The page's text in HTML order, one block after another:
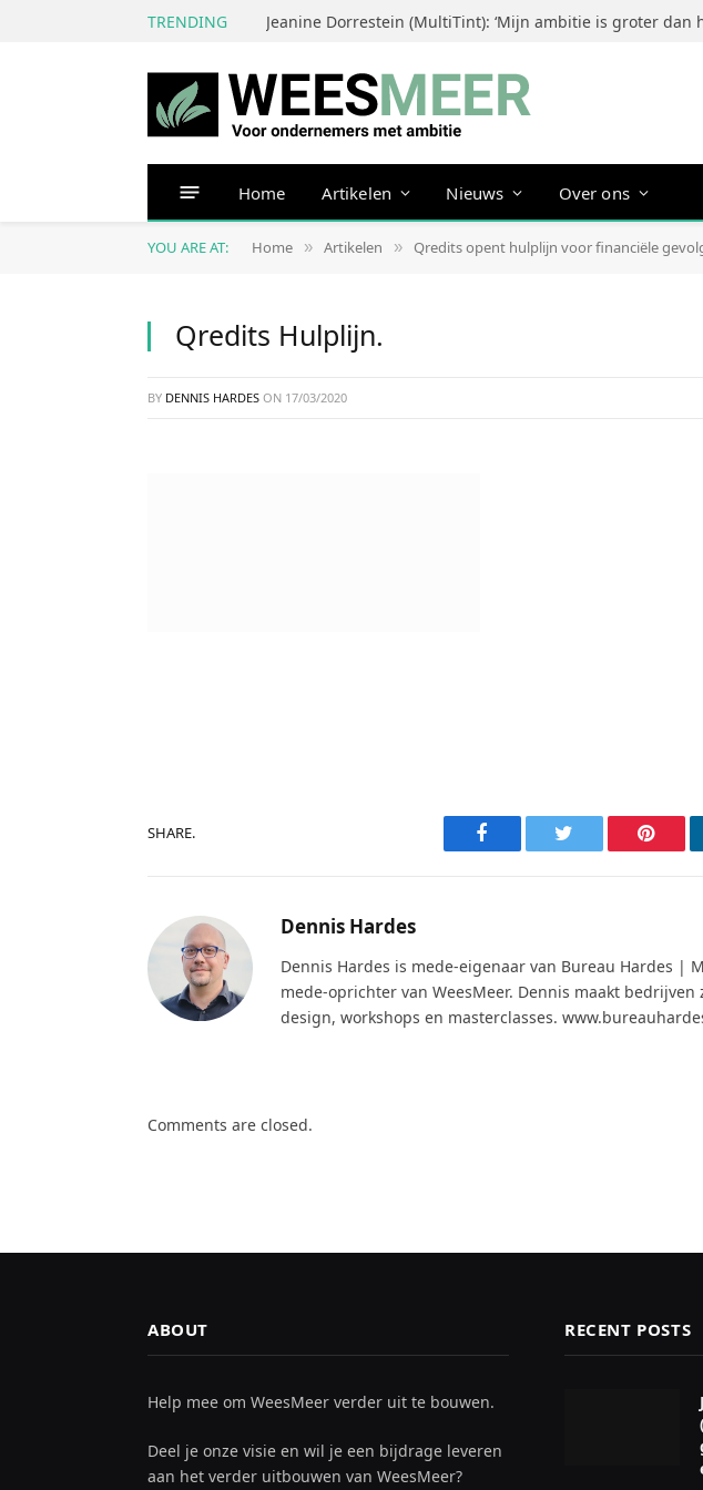
TRENDING
Home Artikelen Nieuws Over ons
YOU ARE AT: Home » Artikelen » Qredits opent hulplijn voor financiële
Qredits Hulplijn.
BY DENNIS HARDES ON 17/03/2020
SHARE. Facebook
Dennis Hardes
Dennis Hardes is mede-eigenaar van Bureau Hardes |
mede-oprichter van WeesMeer. Dennis maakt
design, workshops en masterclasses.
Comments are closed.
ABOUT
Help mee om WeesMeer verder uit te bouwen.
Deel je onze visie en wil je een bijdrage leveren
aan het verder uitbouwen van WeesMeer?
RECENT POSTS